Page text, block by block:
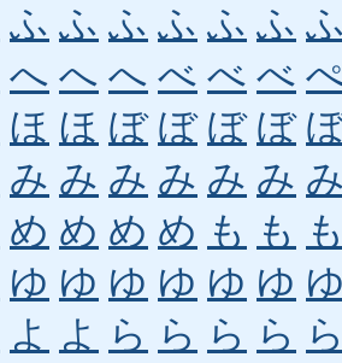
ふ ふ ふ ふ ふ ふ
へ へ へ べ べ べ
ほ ほ ぼ ぼ ぼ ぼ
み み み み み み
め め め め も も
ゆ ゆ ゆ ゆ ゆ ゆ
よ よ ら ら ら ら